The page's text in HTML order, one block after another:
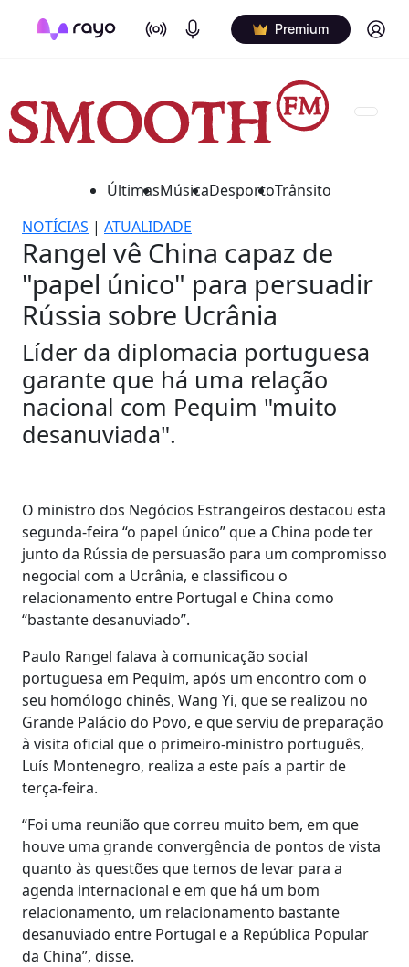
On Air Podcasts Premium Log in
ÚltimasMúsicaDesportoTrânsito
NOTÍCIAS | ATUALIDADE
Rangel vê China capaz de
"papel único" para persuadir
Rússia sobre Ucrânia
Líder da diplomacia portuguesa
garante que há uma relação
nacional com Pequim "muito
desanuviada".
O ministro dos Negócios Estrangeiros destacou esta
segunda-feira “o papel único” que a China pode ter
junto da Rússia de persuasão para um compromisso
negocial com a Ucrânia, e classificou o
relacionamento entre Portugal e China como
“bastante desanuviado”.
Paulo Rangel falava à comunicação social
portuguesa em Pequim, após um encontro com o
seu homólogo chinês, Wang Yi, que se realizou no
Grande Palácio do Povo, e que serviu de preparação
à visita oficial que o primeiro-ministro português,
Luís Montenegro, realiza a este país a partir de
terça-feira.
“Foi uma reunião que correu muito bem, em que
houve uma grande convergência de pontos de vista
quanto às questões que temos de levar para a
agenda internacional e em que há um bom
relacionamento, um relacionamento bastante
desanuviado entre Portugal e a República Popular
da China”, disse.